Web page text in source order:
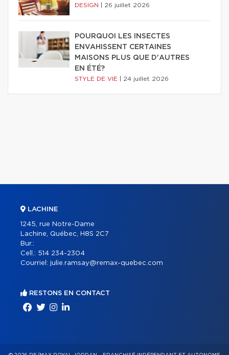
DESIGN 26 juillet 2026
POURQUOI LES INSECTES
ENVAHISSENT CERTAINES
MAISONS PLUS QUE D'AUTRES
EN ÉTÉ?
STYLE DE VIE 24 juillet 2026
LACHINE
1245, rue Notre-Dame
Lachine, Québec, H8S 2C7
Bur.:
Cell.: 514 234-2304
Courriel: julie.ramsay@remax-quebec.com
RESTONS EN CONTACT